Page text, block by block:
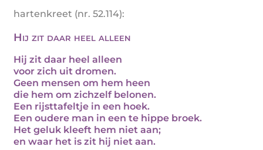
hartenkreet (nr. 52.114):
Hij zit daar heel alleen
Hij zit daar heel alleen
voor zich uit dromen.
Geen mensen om hem heen
die hem om zichzelf belonen.
Een rijsttafeltje in een hoek.
Een oudere man in een te hippe broek.
Het geluk kleeft hem niet aan;
en waar het is zit hij niet aan.